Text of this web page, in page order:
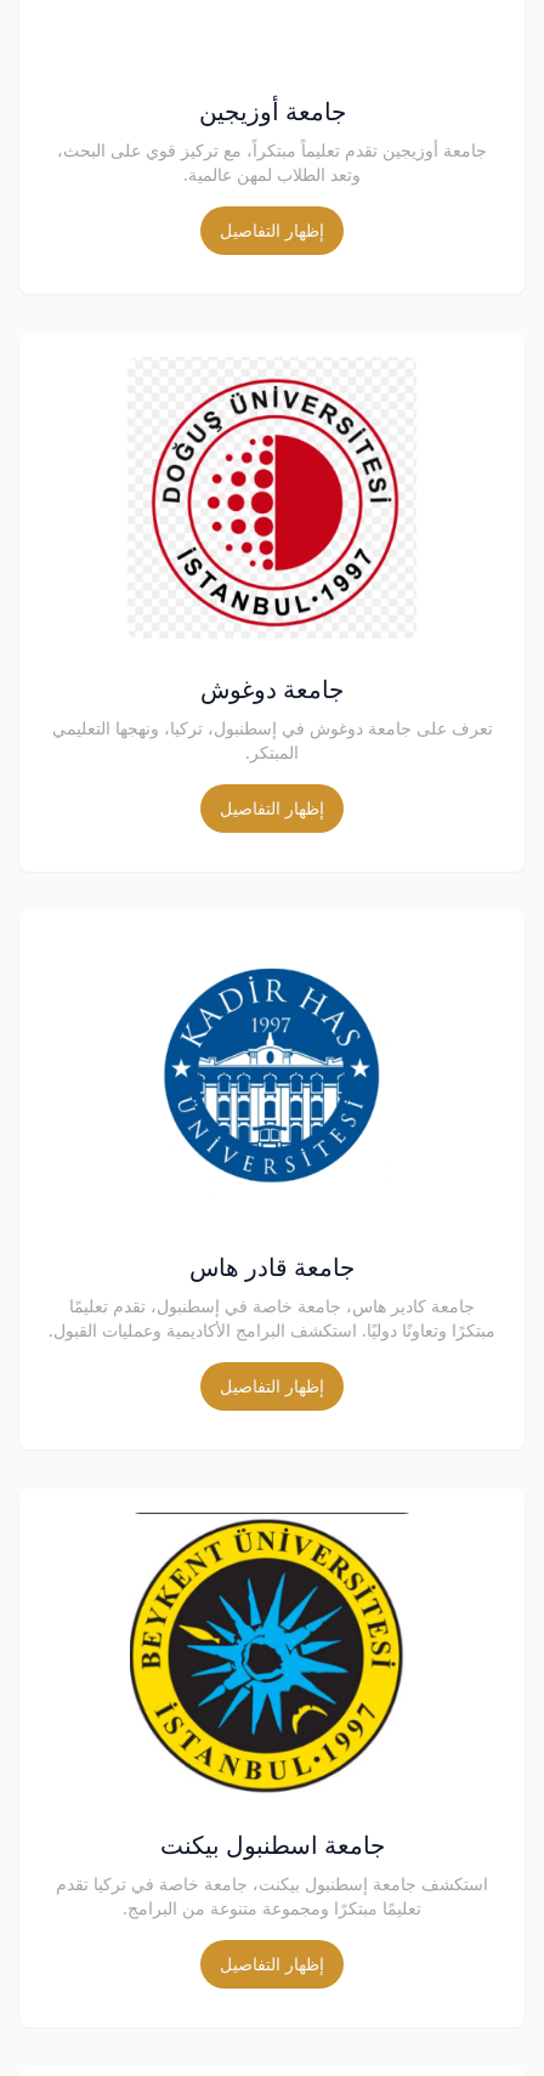
جامعة أوزيجين
جامعة أوزيجين تقدم تعليماً مبتكراً، مع تركيز قوي على البحث،
وتعد الطلاب لمهن عالمية.
إظهار التفاصيل
جامعة دوغوش
تعرف على جامعة دوغوش في إسطنبول، تركيا، ونهجها التعليمي
المبتكر.
إظهار التفاصيل
جامعة قادر هاس
جامعة كادير هاس، جامعة خاصة في إسطنبول، تقدم تعليمًا
مبتكرًا وتعاونًا دوليًا. استكشف البرامج الأكاديمية وعمليات القبول.
إظهار التفاصيل
جامعة اسطنبول بيكنت
استكشف جامعة إسطنبول بيكنت، جامعة خاصة في تركيا تقدم
تعليمًا مبتكرًا ومجموعة متنوعة من البرامج.
إظهار التفاصيل